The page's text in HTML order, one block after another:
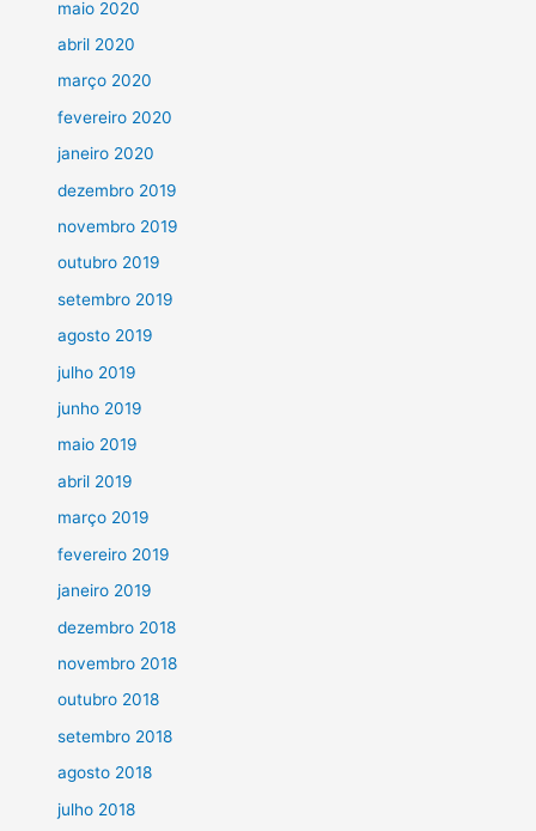
maio 2020
abril 2020
março 2020
fevereiro 2020
janeiro 2020
dezembro 2019
novembro 2019
outubro 2019
setembro 2019
agosto 2019
julho 2019
junho 2019
maio 2019
abril 2019
março 2019
fevereiro 2019
janeiro 2019
dezembro 2018
novembro 2018
outubro 2018
setembro 2018
agosto 2018
julho 2018